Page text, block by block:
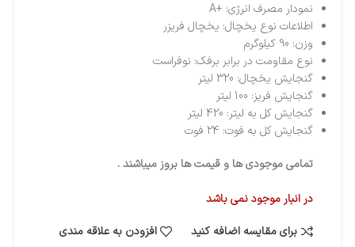
نمودار مصرف انرژی: +A
اطلاعات نوع یخچال: یخچال فریزر
وزن: 90 کیلوگرم
نوع مقاومت در برابر برفک: نوفراست
گنجایش یخچال: 320 لیتر
گنجایش فریز: 100 لیتر
گنجایش کل به لیتر: 420 لیتر
گنجایش کل به فوت: 24 فوت
تمامی موجودی ها و قیمت ها بروز میباشند .
در انبار موجود نمی باشد
برای مقایسه اضافه کنید
افزودن به علاقه مندی